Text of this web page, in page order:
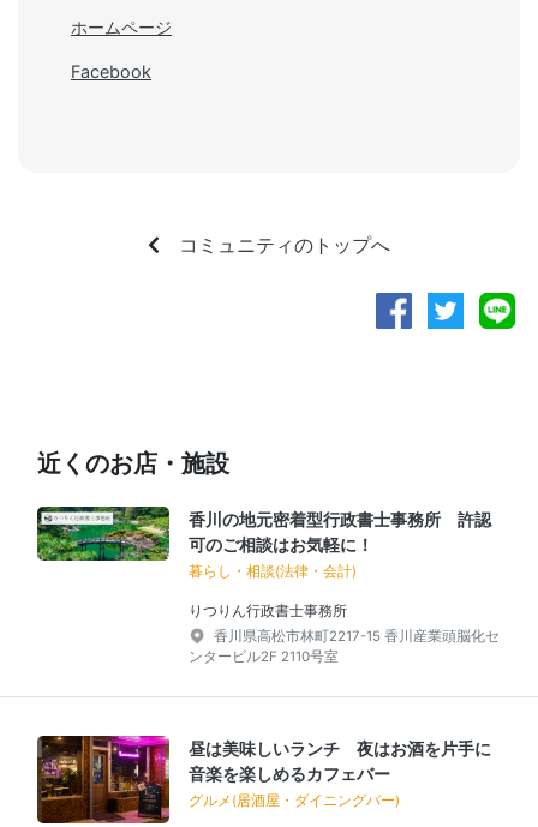
ホームページ
Facebook
コミュニティのトップへ
近くのお店・施設
香川の地元密着型行政書士事務所 許認
可のご相談はお気軽に！
暮らし・相談(法律・会計)
りつりん行政書士事務所
香川県高松市林町2217-15 香川産業頭脳化セ
ンタービル2F 2110号室
昼は美味しいランチ 夜はお酒を片手に
音楽を楽しめるカフェバー
グルメ(居酒屋・ダイニングバー)